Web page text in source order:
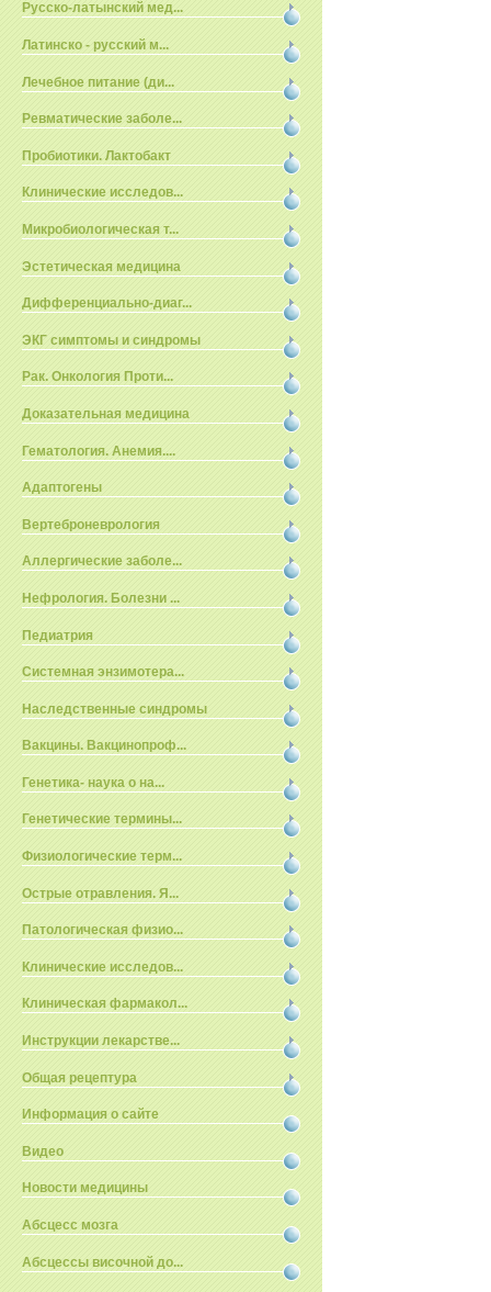
Русско-латынский мед...
Латинско - русский м...
Лечебное питание (ди...
Ревматические заболе...
Пробиотики. Лактобакт
Клинические исследов...
Микробиологическая т...
Эстетическая медицина
Дифференциально-диаг...
ЭКГ симптомы и синдромы
Рак. Онкология Проти...
Доказательная медицина
Гематология. Анемия....
Адаптогены
Вертеброневрология
Аллергические заболе...
Нефрология. Болезни ...
Педиатрия
Системная энзимотера...
Наследственные синдромы
Вакцины. Вакцинопроф...
Генетика- наука о на...
Генетические термины...
Физиологические терм...
Острые отравления. Я...
Патологическая физио...
Клинические исследов...
Клиническая фармакол...
Инструкции лекарстве...
Общая рецептура
Информация о сайте
Видео
Новости медицины
Абсцесс мозга
Абсцессы височной до...